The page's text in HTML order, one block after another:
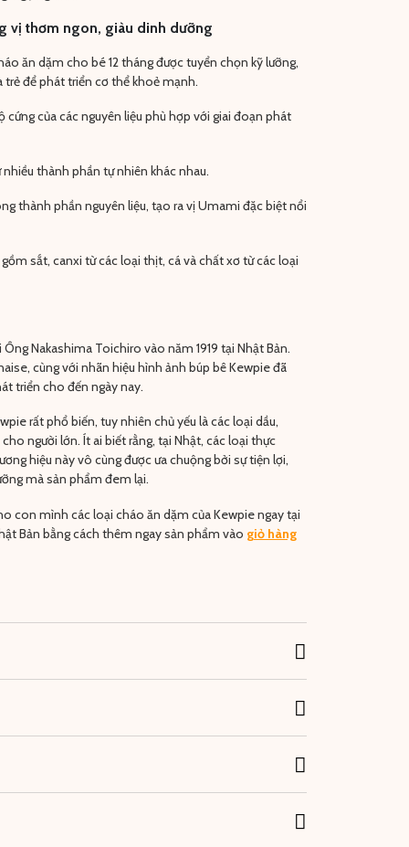
vị thơm ngon, giàu dinh dưỡng
ăn dặm cho bé 12 tháng được tuyển chọn kỹ lưỡng,
để phát triển cơ thể khoẻ mạnh.
của các nguyên liệu phù hợp với giai đoạn phát
thành phần tự nhiên khác nhau.
thành phần nguyên liệu, tạo ra vị Umami đặc biệt nổi
sắt, canxi từ các loại thịt, cá và chất xơ từ các loại
Nakashima Toichiro vào năm 1919 tại Nhật Bản.
cùng với nhãn hiệu hình ảnh búp bê Kewpie đã
triển cho đến ngày nay.
rất phổ biến, tuy nhiên chủ yếu là các loại dầu,
người lớn. Ít ai biết rằng, tại Nhật, các loại thực
hiệu này vô cùng được ưa chuộng bởi sự tiện lợi,
mà sản phẩm đem lại.
con mình các loại cháo ăn dặm của Kewpie ngay tại
Bản bằng cách thêm ngay sản phẩm vào giỏ hàng